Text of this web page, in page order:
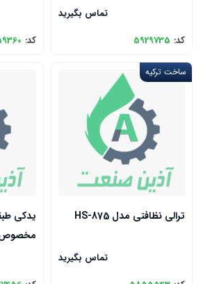
تماس بگیرید
کد: 5929735
کد:
ساخت ترکیه
ترالی نظافتی مدل HS-875
تماس بگیرید
مخصوص